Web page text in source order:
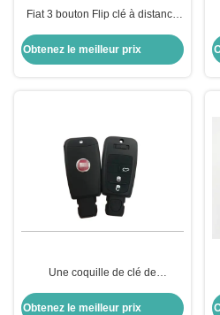
Fiat 3 bouton Flip clé à distance
option
Obtenez le meilleur prix
Une coquille de clé de
F-iat
Obtenez le meilleur prix